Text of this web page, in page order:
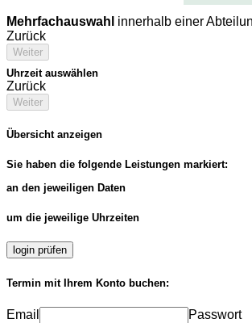
Mehrfachauswahl innerhalb einer
Zurück
Weiter
Uhrzeit auswählen
Zurück
Weiter
Übersicht anzeigen
Sie haben die folgende Leistungen markiert:
an den jeweiligen Daten
um die jeweilige Uhrzeiten
login prüfen
Termin mit Ihrem Konto buchen:
Email Passwort